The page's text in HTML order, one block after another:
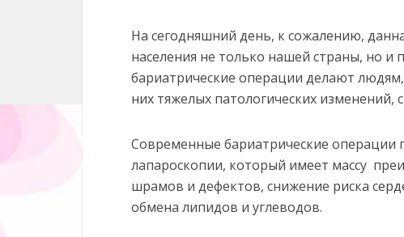
На сегодняшний день, к сожалению,
населения не только нашей страны, но
бариатрические операции делают
них тяжелых патологических изменений,
Современные бариатрические
лапароскопии, который имеет массу
шрамов и дефектов, снижение риска
обмена липидов и углеводов.